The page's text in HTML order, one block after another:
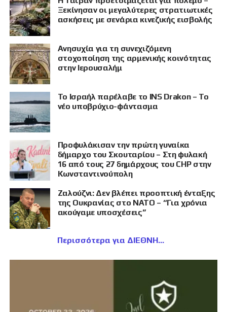
Ξεκίνησαν οι μεγαλύτερες στρατιωτικές
ασκήσεις με σενάρια κινεζικής εισβολής
Ανησυχία για τη συνεχιζόμενη
στοχοποίηση της αρμενικής κοινότητας
στην Ιερουσαλήμ
Το Ισραήλ παρέλαβε το INS Drakon – Το
νέο υποβρύχιο-φάντασμα
Προφυλάκισαν την πρώτη γυναίκα
δήμαρχο του Σκουταρίου – Στη φυλακή
16 από τους 27 δημάρχους του CHP στην
Κωνσταντινούπολη
Ζαλούζνι: Δεν βλέπει προοπτική ένταξης
της Ουκρανίας στο ΝΑΤΟ – “Για χρόνια
ακούγαμε υποσχέσεις”
Περισσότερα για ΔΙΕΘΝΗ